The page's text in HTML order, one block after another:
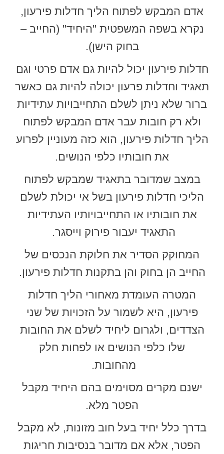
אדם המבקש לפתוח הליך חדלות פירעון,
נקרא בשפה המשפטית "היחיד" (החייב –
בחוק הישן).
חדלות פירעון יכול להיות גם אדם פרטי וגם
תאגיד וחדלות פרעון יכולה להיות גם כאשר
ברור שלא ניתן לשלם התחייבויות עתידיות
ולא רק חובות עבר אדם המבקש לפתוח
הליך חדלות פירעון, הוא כזה מעוניין לפרוע
את חובותיו כלפי הנושים.
במצב שמדובר בתאגיד שמבקש לפתוח
הליכי חדלות פירעון בשל אי יכולת לשלם
את חובותיו או התחייבויותיו העתידיות
התאגיד יעבור פירוק וייסגר.
המחוקק הסדיר את חלוקת הנכסים של
החייב הן בחוק והן בתקנות חדלות פירעון.
המטרה העומדת מאחורי הליך חדלות
פירעון, היא לשמור על הזכויות של שני
הצדדים, ולגרום ליחיד לשלם את החובות
שלו כלפי הנושים או לפחות חלק
מהחובות.
ישנם מקרים מסוימים בהם היחיד מקבל
הפטר מלא.
בדרך כלל יחיד בעל חוב מזונות, לא מקבל
הפטר, אלא אם מדובר בנסיבות חריגות